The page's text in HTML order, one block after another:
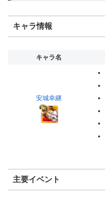
キャラ情報
キャラ名
安城幸継
主要イベント